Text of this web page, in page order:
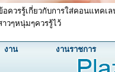
อควรรู้เกี่ยวกับการใส่คอนแทคเ
าวๆหนุ่มๆควรรู้ไว้
งาน งานราชการ